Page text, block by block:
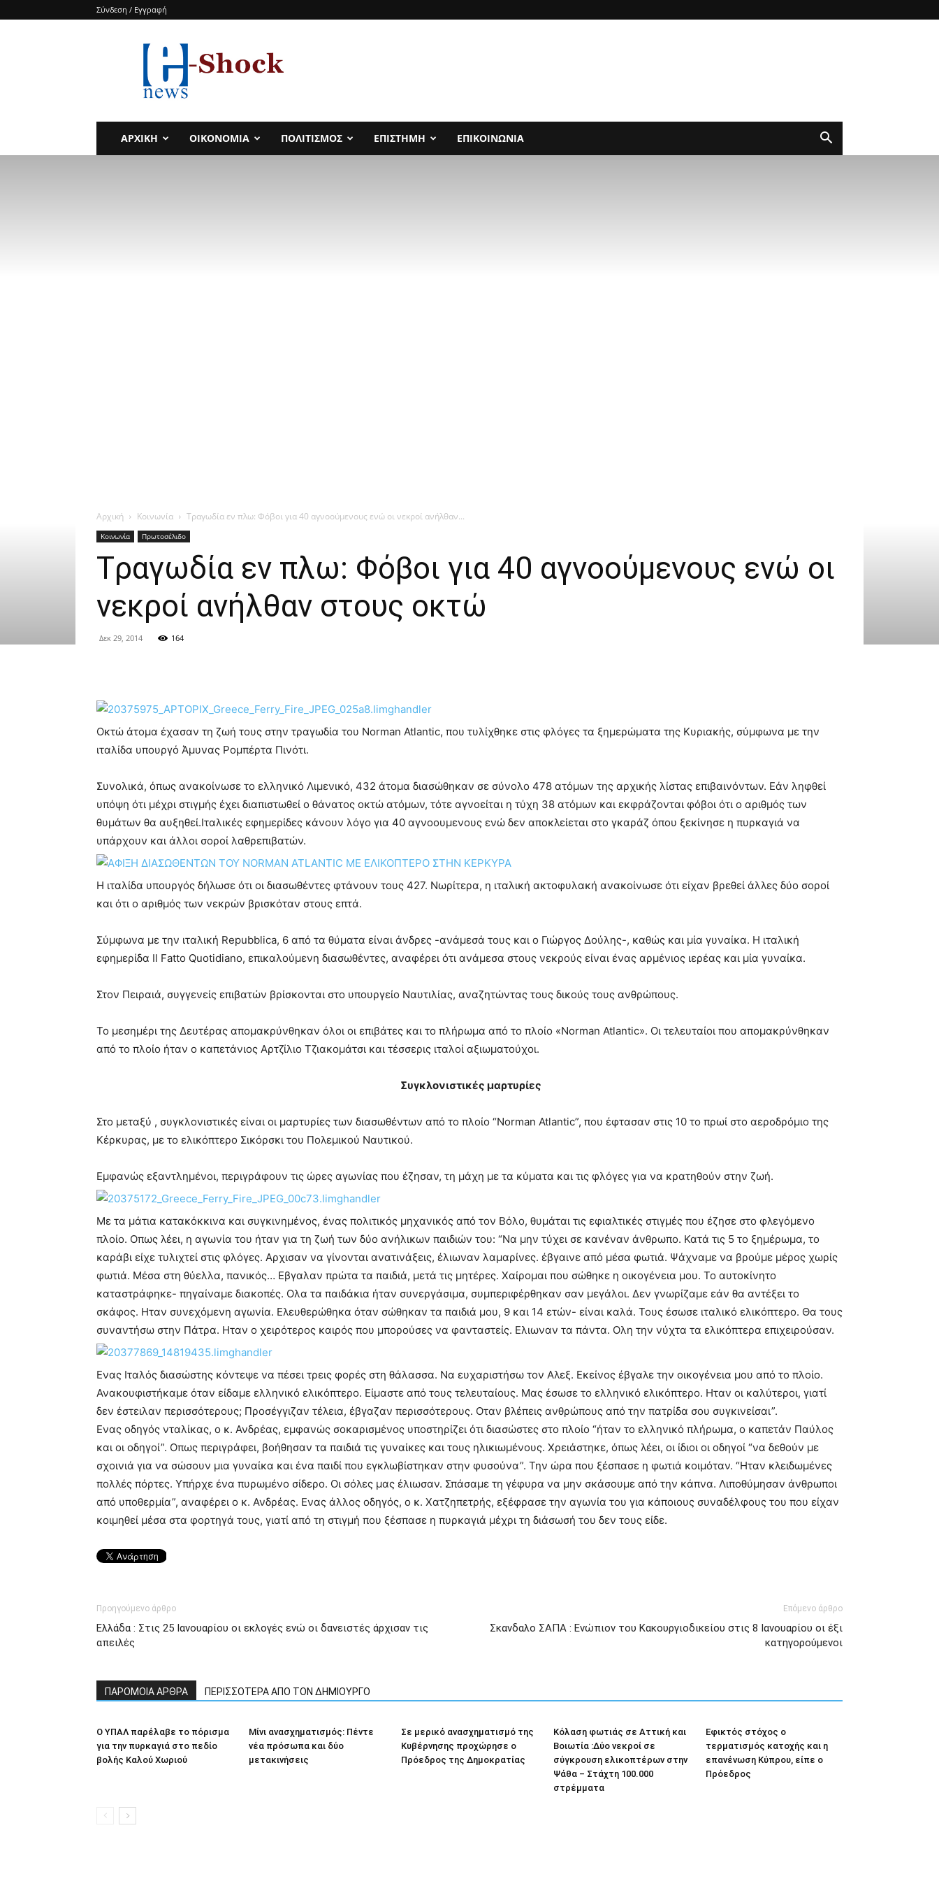
Σύνδεση / Εγγραφή
SHOCKnews
ΑΡΧΙΚΗ ΟΙΚΟΝΟΜΙΑ ΠΟΛΙΤΙΣΜΟΣ ΕΠΙΣΤΗΜΗ ΕΠΙΚΟΙΝΩΝΙΑ
Αρχική Κοινωνία Tραγωδία εν πλω: Φόβοι για 40 αγνοούμενους ενώ οι νεκροί ανήλθαν...
Κοινωνία Πρωτοσέλιδο
Tραγωδία εν πλω: Φόβοι για 40 αγνοούμενους ενώ οι
νεκροί ανήλθαν στους οκτώ
Δεκ 29, 2014 164
Οκτώ άτομα έχασαν τη ζωή τους στην τραγωδία του Norman Atlantic, που τυλίχθηκε στις φλόγες τα ξημερώματα της Κυριακής, σύμφωνα με την
ιταλίδα υπουργό Άμυνας Ρομπέρτα Πινότι.
Συνολικά, όπως ανακοίνωσε το ελληνικό Λιμενικό, 432 άτομα διασώθηκαν σε σύνολο 478 ατόμων της αρχικής λίστας επιβαινόντων. Εάν ληφθεί
υπόψη ότι μέχρι στιγμής έχει διαπιστωθεί ο θάνατος οκτώ ατόμων, τότε αγνοείται η τύχη 38 ατόμων και εκφράζονται φόβοι ότι ο αριθμός των
θυμάτων θα αυξηθεί.Ιταλικές εφημερίδες κάνουν λόγο για 40 αγνοουμενους ενώ δεν αποκλείεται στο γκαράζ όπου ξεκίνησε η πυρκαγιά να
υπάρχουν και άλλοι σοροί λαθρεπιβατών.
Η ιταλίδα υπουργός δήλωσε ότι οι διασωθέντες φτάνουν τους 427. Νωρίτερα, η ιταλική ακτοφυλακή ανακοίνωσε ότι είχαν βρεθεί άλλες δύο σοροί
και ότι ο αριθμός των νεκρών βρισκόταν στους επτά.
Σύμφωνα με την ιταλική Repubblica, 6 από τα θύματα είναι άνδρες -ανάμεσά τους και ο Γιώργος Δούλης-, καθώς και μία γυναίκα. Η ιταλική
εφημερίδα Il Fatto Quotidianο, επικαλούμενη διασωθέντες, αναφέρει ότι ανάμεσα στους νεκρούς είναι ένας αρμένιος ιερέας και μία γυναίκα.
Στον Πειραιά, συγγενείς επιβατών βρίσκονται στο υπουργείο Ναυτιλίας, αναζητώντας τους δικούς τους ανθρώπους.
Το μεσημέρι της Δευτέρας απομακρύνθηκαν όλοι οι επιβάτες και το πλήρωμα από το πλοίο «Norman Atlantic». Οι τελευταίοι που απομακρύνθηκαν
από το πλοίο ήταν ο καπετάνιος Αρτζίλιο Τζιακομάτσι και τέσσερις ιταλοί αξιωματούχοι.
Συγκλονιστικές μαρτυρίες
Στο μεταξύ , συγκλονιστικές είναι οι μαρτυρίες των διασωθέντων από το πλοίο “Norman Atlantic”, που έφτασαν στις 10 το πρωί στο αεροδρόμιο της
Κέρκυρας, με το ελικόπτερο Σικόρσκι του Πολεμικού Ναυτικού.
Εμφανώς εξαντλημένοι, περιγράφουν τις ώρες αγωνίας που έζησαν, τη μάχη με τα κύματα και τις φλόγες για να κρατηθούν στην ζωή.
Με τα μάτια κατακόκκινα και συγκινημένος, ένας πολιτικός μηχανικός από τον Βόλο, θυμάται τις εφιαλτικές στιγμές που έζησε στο φλεγόμενο
πλοίο. Οπως λέει, η αγωνία του ήταν για τη ζωή των δύο ανήλικων παιδιών του: “Να μην τύχει σε κανέναν άνθρωπο. Κατά τις 5 το ξημέρωμα, το
καράβι είχε τυλιχτεί στις φλόγες. Αρχισαν να γίνονται ανατινάξεις, έλιωναν λαμαρίνες. έβγαινε από μέσα φωτιά. Ψάχναμε να βρούμε μέρος χωρίς
φωτιά. Μέσα στη θύελλα, πανικός… Εβγαλαν πρώτα τα παιδιά, μετά τις μητέρες. Χαίρομαι που σώθηκε η οικογένεια μου. Το αυτοκίνητο
καταστράφηκε- πηγαίναμε διακοπές. Ολα τα παιδάκια ήταν συνεργάσιμα, συμπεριφέρθηκαν σαν μεγάλοι. Δεν γνωρίζαμε εάν θα αντέξει το
σκάφος. Ηταν συνεχόμενη αγωνία. Ελευθερώθηκα όταν σώθηκαν τα παιδιά μου, 9 και 14 ετών- είναι καλά. Τους έσωσε ιταλικό ελικόπτερο. Θα τους
συναντήσω στην Πάτρα. Ηταν ο χειρότερος καιρός που μπορούσες να φανταστείς. Ελιωναν τα πάντα. Ολη την νύχτα τα ελικόπτερα επιχειρούσαν.
Ενας Ιταλός διασώστης κόντεψε να πέσει τρεις φορές στη θάλασσα. Να ευχαριστήσω τον Αλεξ. Εκείνος έβγαλε την οικογένεια μου από το πλοίο.
Ανακουφιστήκαμε όταν είδαμε ελληνικό ελικόπτερο. Είμαστε από τους τελευταίους. Μας έσωσε το ελληνικό ελικόπτερο. Ηταν οι καλύτεροι, γιατί
δεν έστειλαν περισσότερους; Προσέγγιζαν τέλεια, έβγαζαν περισσότερους. Οταν βλέπεις ανθρώπους από την πατρίδα σου συγκινείσαι”.
Ενας οδηγός νταλίκας, ο κ. Ανδρέας, εμφανώς σοκαρισμένος υποστηρίζει ότι διασώστες στο πλοίο “ήταν το ελληνικό πλήρωμα, ο καπετάν Παύλος
και οι οδηγοί”. Οπως περιγράφει, βοήθησαν τα παιδιά τις γυναίκες και τους ηλικιωμένους. Χρειάστηκε, όπως λέει, οι ίδιοι οι οδηγοί “να δεθούν με
σχοινιά για να σώσουν μια γυναίκα και ένα παιδί που εγκλωβίστηκαν στην φυσούνα”. Την ώρα που ξέσπασε η φωτιά κοιμόταν. “Ηταν κλειδωμένες
πολλές πόρτες. Υπήρχε ένα πυρωμένο σίδερο. Οι σόλες μας έλιωσαν. Σπάσαμε τη γέφυρα να μην σκάσουμε από την κάπνα. Λιποθύμησαν άνθρωποι
από υποθερμία”, αναφέρει ο κ. Ανδρέας. Ενας άλλος οδηγός, ο κ. Χατζηπετρής, εξέφρασε την αγωνία του για κάποιους συναδέλφους του που είχαν
κοιμηθεί μέσα στα φορτηγά τους, γιατί από τη στιγμή που ξέσπασε η πυρκαγιά μέχρι τη διάσωσή του δεν τους είδε.
Προηγούμενο άρθρο
Ελλάδα : Στις 25 Ιανουαρίου οι εκλογές ενώ οι δανειστές άρχισαν τις
απειλές
Επόμενο άρθρο
Σκανδαλο ΣΑΠΑ : Ενώπιον του Κακουργιοδικείου στις 8 Ιανουαρίου οι έξι
κατηγορούμενοι
ΠΑΡΟΜΟΙΑ ΑΡΘΡΑ ΠΕΡΙΣΣΟΤΕΡΑ ΑΠΟ ΤΟΝ ΔΗΜΙΟΥΡΓΟ
Ο ΥΠΑΛ παρέλαβε το πόρισμα
για την πυρκαγιά στο πεδίο
βολής Καλού Χωριού
Μίνι ανασχηματισμός: Πέντε
νέα πρόσωπα και δύο
μετακινήσεις
Σε μερικό ανασχηματισμό της
Κυβέρνησης προχώρησε ο
Πρόεδρος της Δημοκρατίας
Κόλαση φωτιάς σε Αττική και
Βοιωτία :Δύο νεκροί σε
σύγκρουση ελικοπτέρων στην
Ψάθα – Στάχτη 100.000
στρέμματα
Εφικτός στόχος ο
τερματισμός κατοχής και η
επανένωση Κύπρου, είπε ο
Πρόεδρος